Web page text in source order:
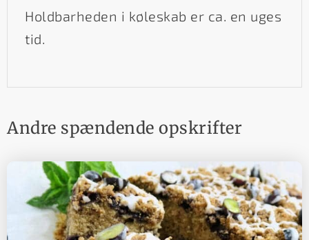
Holdbarheden i køleskab er ca. en uges
tid.
Andre spændende opskrifter